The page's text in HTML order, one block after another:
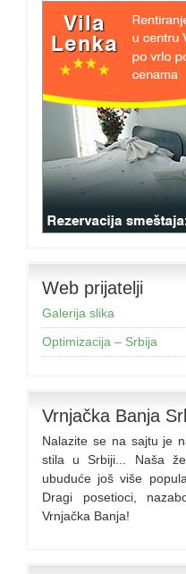
Web prijatelji
Galerija slika
Optimizacija – Srbija
Vrnjačka Banja
Nalazite se na sajtu je
stila u Srbiji... Naša
ubuduće još više
Dragi posetioci,
Vrnjačka Banja!